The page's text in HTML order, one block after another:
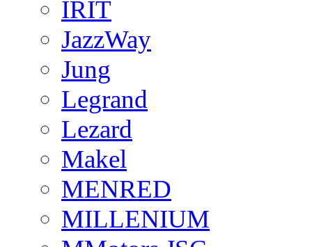
IRIT
JazzWay
Jung
Legrand
Lezard
Makel
MENRED
MILLENIUM